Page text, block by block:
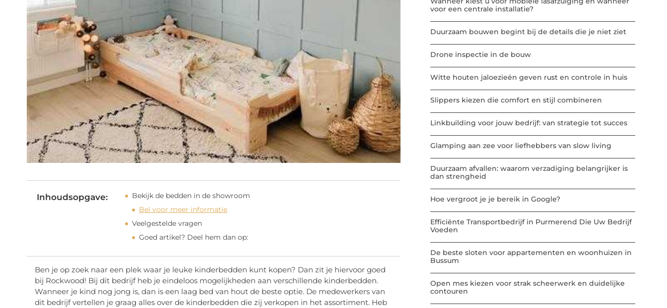
Inhoudsopgave:
Bekijk de bedden in de showroom
Bel voor meer informatie
Veelgestelde vragen
Goed artikel? Deel hem dan op:
Ben je op zoek naar een plek waar je leuke kinderbedden kunt kopen? Dan zit je hiervoor goed
bij Rockwood! Bij dit bedrijf heb je eindeloos mogelijkheden aan verschillende kinderbedden.
Wanneer je kind nog jong is, dan is een laag bed van hout de beste optie. De medewerkers van
dit bedrijf vertellen je graag alles over de kinderbedden die zij verkopen in het assortiment. Heb
voor een centrale installatie?
Duurzaam bouwen begint bij de details die je niet ziet
Drone inspectie in de bouw
Witte houten jaloezieën geven rust en controle in huis
Slippers kiezen die comfort en stijl combineren
Linkbuilding voor jouw bedrijf: van strategie tot succes
Glamping aan zee voor liefhebbers van slow living
Duurzaam afvallen: waarom verzadiging belangrijker is
dan strengheid
Hoe vergroot je je bereik in Google?
Efficiënte Transportbedrijf in Purmerend Die Uw Bedrijf
Voeden
De beste sloten voor appartementen en woonhuizen in
Bussum
Open mes kiezen voor strak scheerwerk en duidelijke
contouren